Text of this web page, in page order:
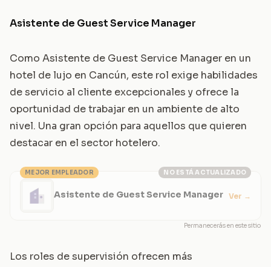
Asistente de Guest Service Manager
Como Asistente de Guest Service Manager en un
hotel de lujo en Cancún, este rol exige habilidades
de servicio al cliente excepcionales y ofrece la
oportunidad de trabajar en un ambiente de alto
nivel. Una gran opción para aquellos que quieren
destacar en el sector hotelero.
NO ESTÁ ACTUALIZADO
MEJOR EMPLEADOR
Asistente de Guest Service Manager Ver →
Permanecerás en este sitio
Los roles de supervisión ofrecen más